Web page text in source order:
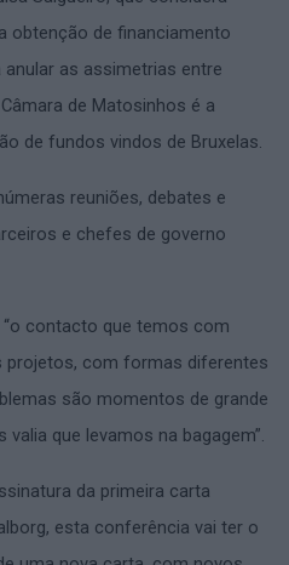
obtenção de financiamento
as assimetrias entre
de Matosinhos é a
de fundos vindos de Bruxelas.
reuniões, debates e
e chefes de governo
“o contacto que temos com
projetos, com formas diferentes
são momentos de grande
que levamos na bagagem”.
da primeira carta
esta conferência vai ter o